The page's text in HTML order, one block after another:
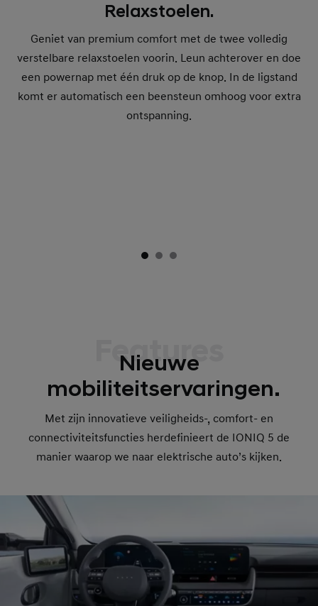
Relaxstoelen.
Geniet van premium comfort met de twee volledig
verstelbare relaxstoelen voorin. Leun achterover en doe
een powernap met één druk op de knop. In de ligstand
komt er automatisch een beensteun omhoog voor extra
ontspanning.
Features
Nieuwe
mobiliteitservaringen.
Met zijn innovatieve veiligheids-, comfort- en
connectiviteitsfuncties herdefinieert de IONIQ 5 de
manier waarop we naar elektrische auto’s kijken.